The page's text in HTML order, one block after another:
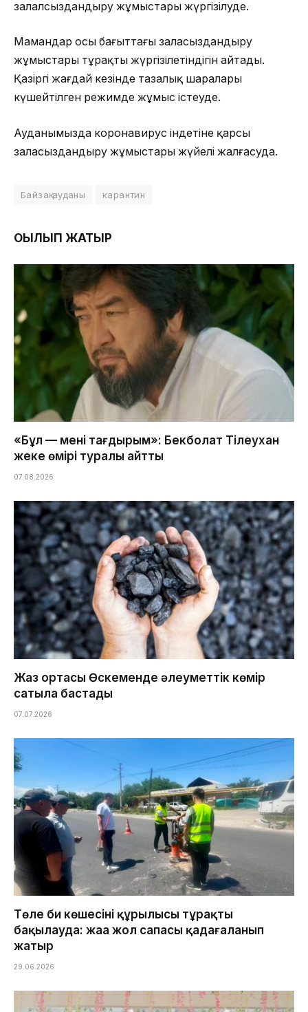
залалсыздандыру жұмыстары жүргізілуде.
Мамандар осы бағыттағы заласыздандыру
жұмыстары тұрақты жүргізілетіндігін айтады.
Қазіргі жағдай кезінде тазалық шаралары
күшейтілген режимде жұмыс істеуде.
Ауданымызда коронавирус індетіне қарсы
заласыздандыру жұмыстары жүйелі жалғасуда.
Байзақ ауданы карантин
ОҚЫЛЫП ЖАТЫР
«Бұл — менің тағдырым»: Бекболат Тілеухан
жеке өмірі туралы айтты
07.08.2026
Жаз ортасы Өскеменде әлеуметтік көмір
сатыла бастады
07.07.2026
Төле би көшесінің құрылысы тұрақты
бақылауда: жаңа жол сапасы қадағаланып
жатыр
29.06.2026